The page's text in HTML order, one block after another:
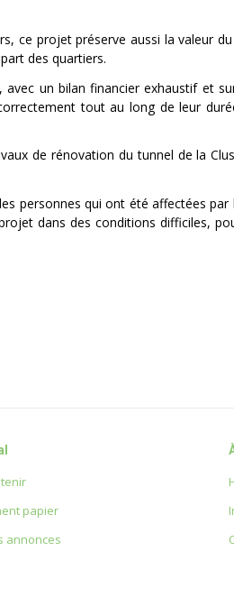
ce projet préserve aussi la valeur
des quartiers.
un bilan financier exhaustif et
tout au long de leur
de rénovation du tunnel de la
personnes qui ont été affectées
dans des conditions difficiles,
papier
annonces